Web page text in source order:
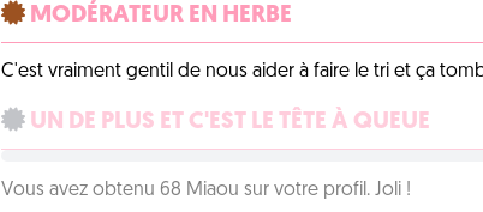
MODÉRATEUR EN HERBE
C'est vraiment gentil de nous aider à faire le tri et ça
UN DE PLUS ET C'EST LE TÊTE À QUEUE
Vous avez obtenu 68 Miaou sur votre profil. Joli !